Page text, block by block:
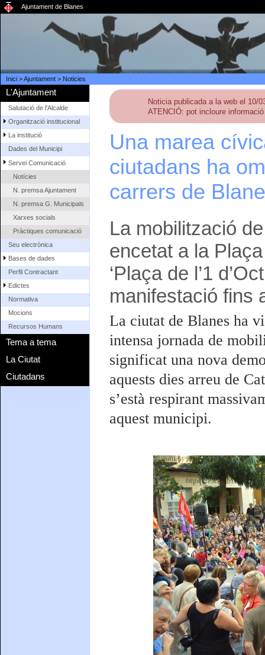
Ajuntament de Blanes
Inici>Ajuntament> Noticies
L'Ajuntament
Salutació de l'Alcalde
Organització institucional
La institució
Dades del Municipi
Servei Comunicació
Notícies
N. premsa Ajuntament
N. premsa G. Municipals
Xarxes socials
Pràctiques comunicació
Seu electrònica
Bases de dades
Perfil Contractant
Edictes
Normativa
Mocions
Recursos Humans
Tema a tema
La Ciutat
Ciutadans
Noticia publicada a la web el 10/
ATENCIÓ: pot incloure
Una marea
ciutadans ha
carrers de
La mobilització
encetat a la
‘Plaça de l’1
manifestació fins
La ciutat de Blanes ha
intensa jornada de
significat una nova
aquests dies arreu de
s’està respirant
aquest municipi.